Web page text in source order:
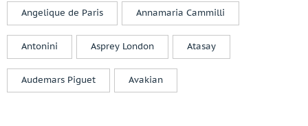
Prologue
Raima
Rajola
Ralf Diamonds
Ranzani Fabio e Fuse' Maria Lucia
Angelique de Paris Annamaria Cammilli
Antonini Asprey London Atasay
Audemars Piguet Avakian